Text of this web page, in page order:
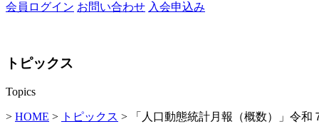
会員ログイン お問い合わせ 入会申込み
トピックス
Topics
> HOME > トピックス > 「人口動態統計月報（概数）」令和